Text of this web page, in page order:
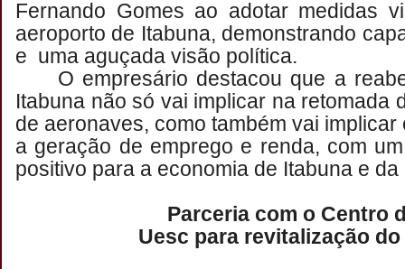
Fernando Gomes ao adotar medidas
aeroporto de Itabuna, demonstrando
e uma aguçada visão política.
O empresário destacou que a
Itabuna não só vai implicar na retomada
de aeronaves, como também vai
a geração de emprego e renda, com
positivo para a economia de Itabuna e
Parceria com o Centro
Uesc para revitalização